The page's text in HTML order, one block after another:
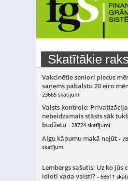
Skatītākie
Vakcinētie seniori piecus
saņems pabalstu 20 eiro
23665 skatījumi
Valsts kontrole:
nebeidzamais stāsts sāk
budžetu - 28724 skatījumi
Algu kāpumu makā nejūt -
skatījumi
Lembergs sašutis: Uz ko jūs
idioti vada valsti? - 68611